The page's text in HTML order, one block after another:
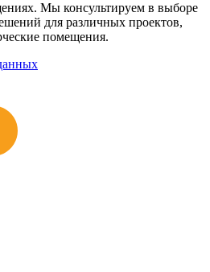
Мы консультируем в выборе
для различных проектов,
помещения.